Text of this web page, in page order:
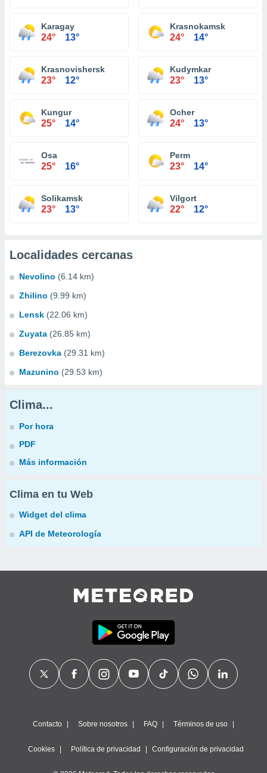
Karagay
24° 13°
Krasnokamsk
24° 14°
Krasnovishersk
23° 12°
Kudymkar
23° 13°
Kungur
25° 14°
Ocher
24° 13°
Osa
25° 16°
Perm
23° 14°
Solikamsk
23° 13°
Vilgort
22° 12°
Localidades cercanas
Nevolino (6.14 km)
Zhilino (9.99 km)
Lensk (22.06 km)
Zuyata (26.85 km)
Berezovka (29.31 km)
Mazunino (29.53 km)
Clima...
Por hora
PDF
Más información
Clima en tu Web
Widget del clima
API de Meteorología
Contacto Sobre nosotros FAQ Términos de uso
Cookies Política de privacidad Configuración de privacidad